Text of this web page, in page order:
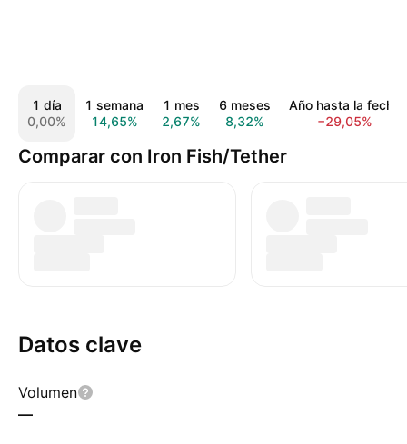
1 día
0,00%
1 semana
14,65%
1 mes
2,67%
6 meses
8,32%
Año hasta la fecha
−29,05%
Comparar con Iron Fish/Tether
Datos clave
Volumen
—